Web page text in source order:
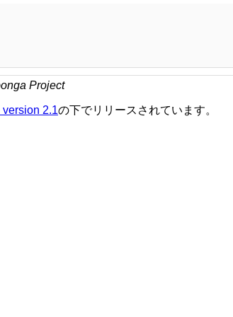
Project
2.1の下でリリースされています。